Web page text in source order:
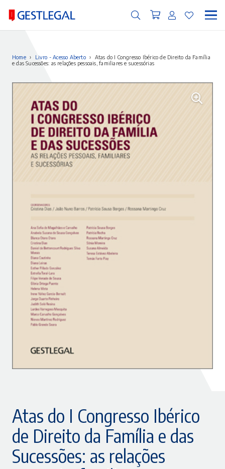
Home › Livro - Acesso Aberto ›
Atas do I Congresso Ibérico de Direito da Família
e das Sucessões: as relações pessoais, familiares e sucessórias
Atas do I Congresso Ibérico
de Direito da Família e das
Sucessões: as relações